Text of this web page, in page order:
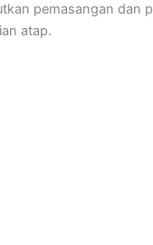
pemasangan dan
atap.